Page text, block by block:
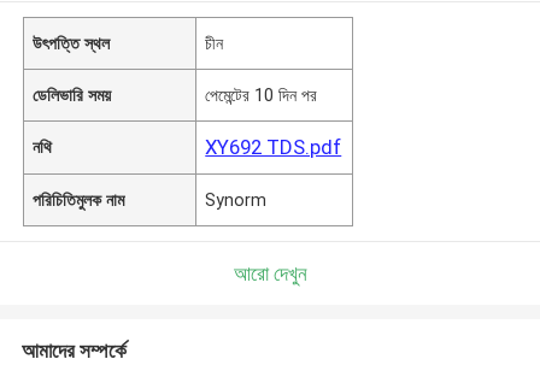
উৎপত্তি স্থল চীন
ডেলিভারি সময় পেমেন্টের 10 দিন পর
নথি XY692 TDS.pdf
পরিচিতিমুলক নাম Synorm
আরো দেখুন
আমাদের সম্পর্কে